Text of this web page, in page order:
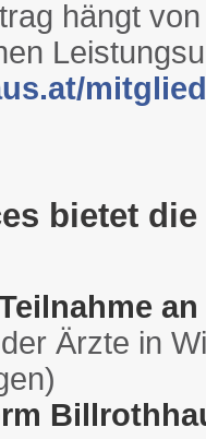
hängt
bietet
Ärzte in